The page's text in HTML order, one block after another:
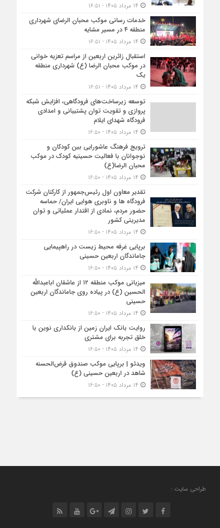
خدمات رسانی موکب محبان الرضای شهرداری
منطقه ۴ در مسیر مشایه
استقبال زائرین اربعین از مراسم تعزیه خوانی
در موکب محبان الرضا (ع) شهرداری منطقه
یک
توسعه زیرساخت‌های فرودگاهی، افزایش شبکه
پروازی و تقویت توان پشتیبانی و امدادی
فرودگاه شهدای ایلام
ترویج فرهنگ عاشورایی بین کودکان و
نوجوانان با فعالیت حسینیه کودک در موکب
محبان الرضا(ع)
تقدیر معاون اول رئیس‌جمهور از کارکنان شرکت
فرودگاه ها و ناوبری هوایی ایران/ حماسه
حضور مردم، نمادی از اقتدار عملیاتی و توان
مدیریتی کشور
برپایی غرفه محیط زیست در راهپیمایی
جاماندگان اربعین حسینی
میزبانی موکب منطقه ۱۲ از عاشقان اباعبدالله
الحسین (ع) در پیاده روی جاماندگان اربعین
حسینی
روایت بانک ایران زمین از بانکداری نوین با
خلق تجربه برای مشتری
ویدئو | برپایی موکب صندوق قرض‌الحسنه
شاهد در اربعین حسینی (ع)
طراحی سایت :